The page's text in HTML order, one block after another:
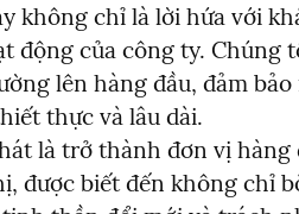
không chỉ là lời hứa với
động của công ty. Chúng
lên hàng đầu, đảm
thực và lâu dài.
là trở thành đơn vị
được biết đến không chỉ